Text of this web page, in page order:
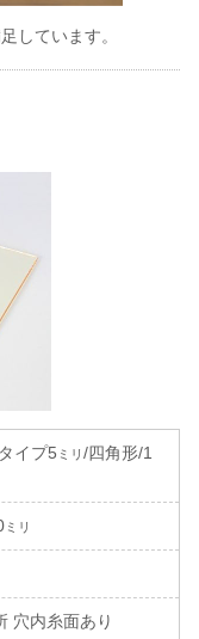
しています。
イプ5 ミリ /四角形/1
ミリ
穴内糸面あり